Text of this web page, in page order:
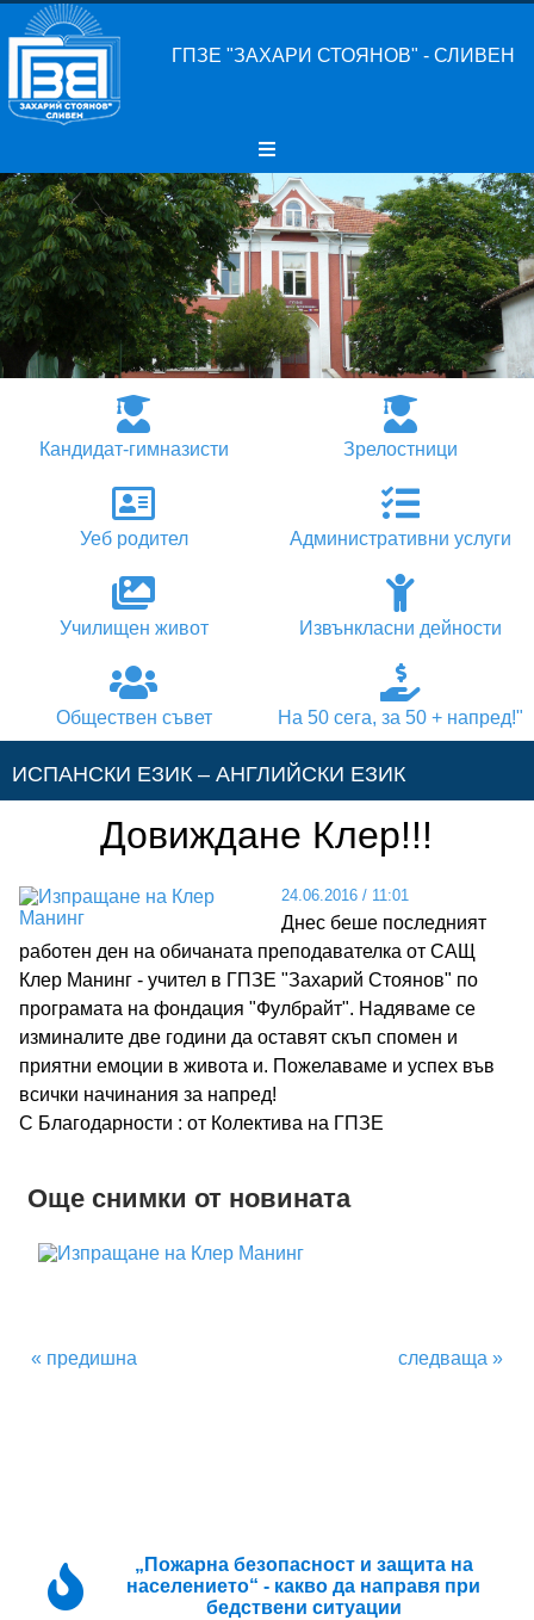
ГПЗЕ "ЗАХАРИ СТОЯНОВ" - СЛИВЕН
Кандидат-гимназисти Зрелостници
Уеб родител Административни услуги
Училищен живот Извънкласни дейности
Обществен съвет На 50 сега, за 50 + напред!"
ИСПАНСКИ ЕЗИК – АНГЛИЙСКИ ЕЗИК
АНГЛИЙСКИ ЕЗИК – ИСПАНСКИ ЕЗИК
АНГЛИЙСКИ ЕЗИК – НЕМСКИ ЕЗИК
АНГЛИЙСКИ ЕЗИК – ГРЪЦКИ ЕЗИК
НЕМСКИ ЕЗИК – АНГЛИЙСКИ ЕЗИК
През учебната 2026/2027 година ПГПЗЕ „Захарий
паралелки с профил „Чужди езици“::
Довиждане Клер!!!
24.06.2016 / 11:01
Днес беше последният
работен ден на обичаната преподавателка от САЩ
Клер Манинг - учител в ГПЗЕ "Захарий Стоянов" по
програмата на фондация "Фулбрайт". Надяваме се
изминалите две години да оставят скъп спомен и
приятни емоции в живота и. Пожелаваме и успех във
всички начинания за напред!
С Благодарности : от Колектива на ГПЗЕ
Още снимки от новината
« предишна следваща »
„Пожарна безопасност и защита на
населението“ - какво да направя при
бедствени ситуации